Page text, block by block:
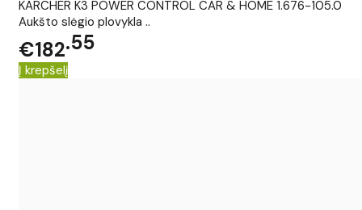
KARCHER K3 POWER CONTROL CAR & HOME 1.676-105.0
Aukšto slėgio plovykla ..
€182 55
Į krepšelį